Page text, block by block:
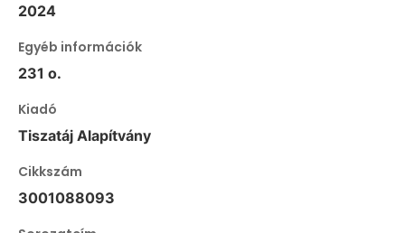
2024
Egyéb információk
231 o.
Kiadó
Tiszatáj Alapítvány
Cikkszám
3001088093